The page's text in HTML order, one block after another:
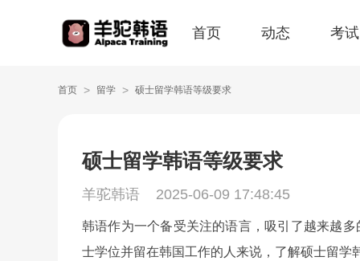
首页 动态 考试
首页 > 留学 > 硕士留学韩语等级要求
硕士留学韩语等级要求
羊驼韩语 2025-06-09 17:48:45
韩语作为一个备受关注的语言，吸引了越来越
士学位并留在韩国工作的人来说，了解硕士留学